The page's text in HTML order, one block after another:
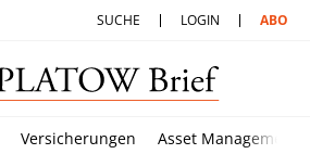
SUCHE LOGIN ABO
Versicherungen Asset Management